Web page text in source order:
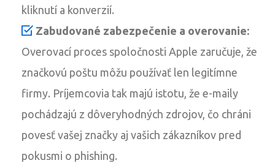
kliknutí a konverzií.
Zabudované zabezpečenie a overovanie:
Overovací proces spoločnosti Apple zaručuje, že
značkovú poštu môžu používať len legitímne
firmy. Príjemcovia tak majú istotu, že e-maily
pochádzajú z dôveryhodných zdrojov, čo chráni
povesť vašej značky aj vašich zákazníkov pred
pokusmi o phishing.